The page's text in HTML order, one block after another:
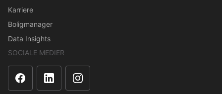
Karriere
Boligmanager
Data Insights
SOCIALE MEDIER